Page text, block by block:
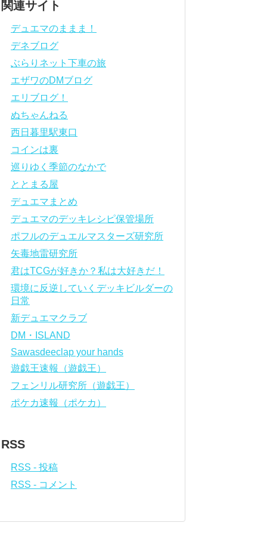
関連サイト
デュエマのままま！
デネブログ
ぶらりネット下車の旅
エザワのDMブログ
エリブログ！
ぬちゃんねる
西日暮里駅東口
コインは裏
巡りゆく季節のなかで
ととまる屋
デュエマまとめ
デュエマのデッキレシピ保管場所
ポフルのデュエルマスターズ研究所
矢毒地雷研究所
君はTCGが好きか？私は大好きだ！
環境に反逆していくデッキビルダーの
日常
新デュエマクラブ
DM・ISLAND
Sawasdeeclap your hands
遊戯王速報（遊戯王）
フェンリル研究所（遊戯王）
ポケカ速報（ポケカ）
RSS
RSS - 投稿
RSS - コメント